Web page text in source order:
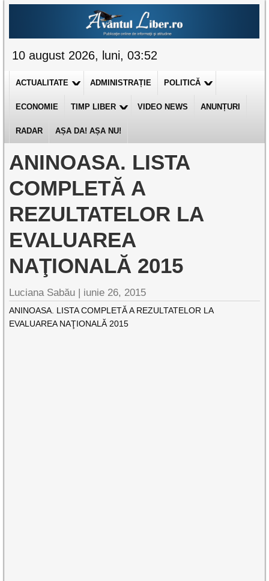
10 august 2026, luni, 03:52
ACTUALITATE ADMINISTRAȚIE POLITICĂ
ECONOMIE TIMP LIBER VIDEO NEWS ANUNȚURI
RADAR AȘA DA! AȘA NU!
ANINOASA. LISTA
COMPLETĂ A
REZULTATELOR LA
EVALUAREA
NAŢIONALĂ 2015
Luciana Sabău | iunie 26, 2015
ANINOASA. LISTA COMPLETĂ A REZULTATELOR LA
EVALUAREA NAŢIONALĂ 2015